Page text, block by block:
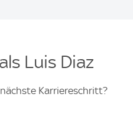
Luis Diaz
Karriereschritt?